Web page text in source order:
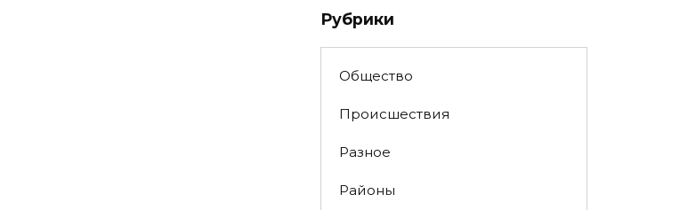
Рубрики
Общество
Происшествия
Разное
Районы